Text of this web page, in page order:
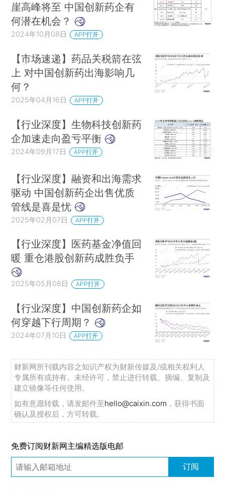
崖高峰将至 中国创新药企有
何潜在机会？
2024年10月08日 APP打开
【市场速递】药品关税箭在弦
上 对中国创新药出海影响几
何？
2025年04月16日 APP打开
【行业深度】生物科技创新药
企加速走向盈亏平衡
2024年09月17日 APP打开
【行业深度】融资和出海需求
驱动 中国创新药企出售优质
管线是喜是忧
2025年02月07日 APP打开
【行业深度】医药基金净值回
暖 重仓港股创新药成胜负手
2025年05月08日 APP打开
【行业深度】中国创新药企如
何穿越下行周期？
2024年07月10日 APP打开
财新网所刊载内容之知识产权为财新传媒及/或相关权利人
专属所有或持有。未经许可，禁止进行转载、摘编、复制及
建立镜像等任何使用。
如有意愿转载，请发邮件至hello@caixin.com ，获得书面
确认及授权后，方可转载。
免费订阅财新网主编精选版电邮
订阅